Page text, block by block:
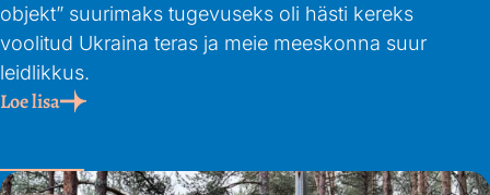
objekt” suurimaks tugevuseks oli hästi kereks
voolitud Ukraina teras ja meie meeskonna suur
leidlikkus.
Loe lisa